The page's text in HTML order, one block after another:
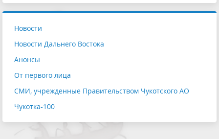
Новости
Новости Дальнего Востока
Анонсы
От первого лица
СМИ, учрежденные Правительством Чукотского АО
Чукотка-100